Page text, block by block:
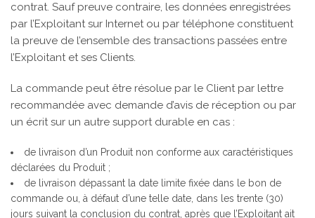
contrat. Sauf preuve contraire, les données enregistrées
par l’Exploitant sur Internet ou par téléphone constituent
la preuve de l’ensemble des transactions passées entre
l’Exploitant et ses Clients.
La commande peut être résolue par le Client par lettre
recommandée avec demande d’avis de réception ou par
un écrit sur un autre support durable en cas :
de livraison d’un Produit non conforme aux caractéristiques
déclarées du Produit ;
de livraison dépassant la date limite fixée dans le bon de
commande ou, à défaut d’une telle date, dans les trente (30)
jours suivant la conclusion du contrat, après que l’Exploitant ait